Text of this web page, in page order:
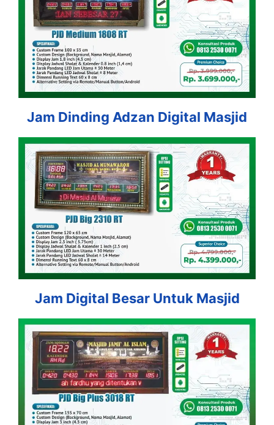
Jam Dinding Adzan Digital Masjid
Jam Digital Besar Untuk Masjid